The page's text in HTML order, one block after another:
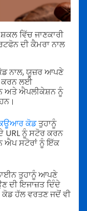
ਵਿੱਚ ਜਾਣਕਾਰੀ
ਦੀ ਕੈਮਰਾ ਨਾਲ
ਨਾਲ, ਯੂਜ਼ਰ ਆਪਣੇ
ਕਰਨ ਲਈ
ਅਤੇ ਐਪਲੀਕੇਸ਼ਨ ਨੂੰ
ਕੋਡਤੁਹਾਨੂੰ
ਨੂੰ ਸਟੋਰ ਕਰਨ
ਐਪ ਸਟੋਰਾਂ ਨੂੰ ਇੱਕ
ਤੁਹਾਨੂੰ ਆਪਣੇ
ਦੀ ਇਜਾਜ਼ਤ ਦਿੰਦੇ
ਕੋਡ ਹੱਲ ਵਰਤਣ ਜਦੋਂ ਵੀ